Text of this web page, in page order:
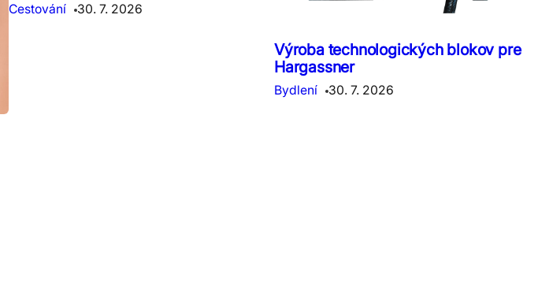
Cestování 30. 7. 2026
Výroba technologických blokov pre
Hargassner
Bydlení 30. 7. 2026